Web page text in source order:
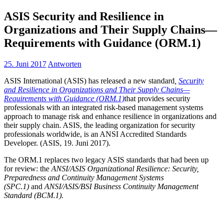
ASIS Security and Resilience in
Organizations and Their Supply Chains—
Requirements with Guidance (ORM.1)
25. Juni 2017 Antworten
ASIS International (ASIS) has released a new standard Security
and Resilience in Organizations and Their Supply Chains—
Requirements with Guidance (ORM.1)that provides security
professionals with an integrated risk-based management systems
approach to manage risk and enhance resilience in organizations and
their supply chain. ASIS, the leading organization for security
professionals worldwide, is an ANSI Accredited Standards
Developer.​ (ASIS, 19. Juni 2017).
The ORM.1 replaces two legacy ASIS standards that had been up
for review: the ANSI/ASIS Organizational Resilience: Security,
Preparedness and Continuity Management Systems
(SPC.1) and ANSI/ASIS/BSI Business Continuity Management
Standard (BCM.1).